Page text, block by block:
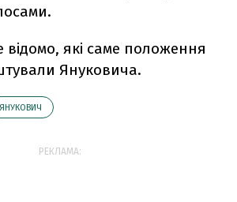
відомо, які саме положення
Януковича.
ЯНУКОВИЧ
РЕКЛАМА: